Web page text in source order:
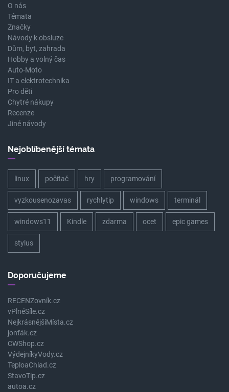
O nás
Témata
Značky
Návody k obsluze
Dům, byt, zahrada
Hobby a volný čas
Auto-Moto
IT a elektrotechnika
Pro děti
Chytré nákupy
Recenze
Jiné návody
Nejoblíbenější témata
linux počítač hry programování
vyzkousenozavas rychlytip windows terminál
windows11 Kindle zdarma ocet epic games
stylus
Doporučujeme
RECENZovník.cz
vPlnéSíle.cz
NejkrásnějšíMísta.cz
jonťák.cz
CWShop.cz
VýdejníkyVody.cz
TeploaChlad.cz
StavoTip.cz
autoa.cz